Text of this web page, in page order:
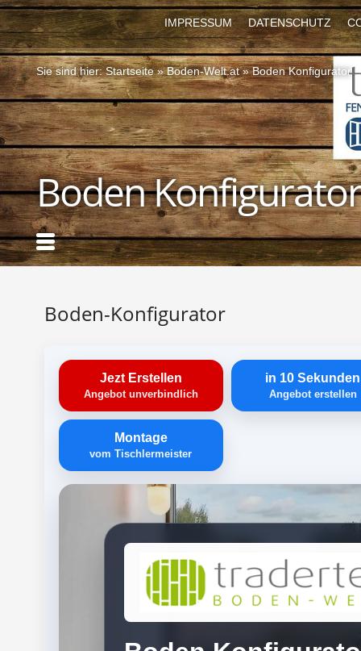
Sie sind hier:Startseite»Boden-Welt.at»Boden Konfigurator
DATENSCHUTZ
IMPRESSUM
Boden Konfigurator
Boden-Konfigurator